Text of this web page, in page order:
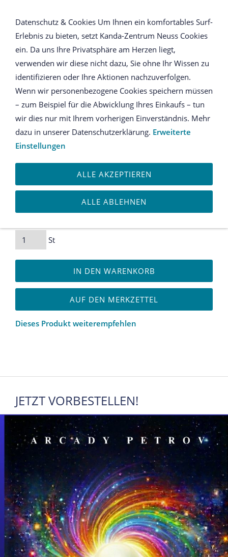
Meisterklasse
Produkt-ID: M-01
30,00 EUR
Teilnahme Dauer::
St
IN DEN WARENKORB
AUF DEN MERKZETTEL
Dieses Produkt weiterempfehlen
JETZT VORBESTELLEN!
Datenschutz & Cookies Um Ihnen ein komfortables Surf-
Erlebnis zu bieten, setzt Kanda-Zentrum Neuss Cookies
ein. Da uns Ihre Privatsphäre am Herzen liegt,
verwenden wir diese nicht dazu, Sie ohne Ihr Wissen zu
identifizieren oder Ihre Aktionen nachzuverfolgen.
Wenn wir personenbezogene Cookies speichern müssen
– zum Beispiel für die Abwicklung Ihres Einkaufs – tun
wir dies nur mit Ihrem vorherigen Einverständnis. Mehr
dazu in unserer Datenschutzerklärung. Erweiterte
Einstellungen
ALLE AKZEPTIEREN
ALLE ABLEHNEN